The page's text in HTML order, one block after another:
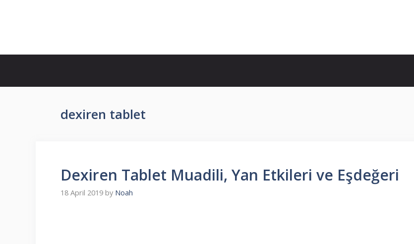
dexiren tablet
Dexiren Tablet Muadili, Yan Etkileri ve Eşdeğeri
18 April 2019 by Noah